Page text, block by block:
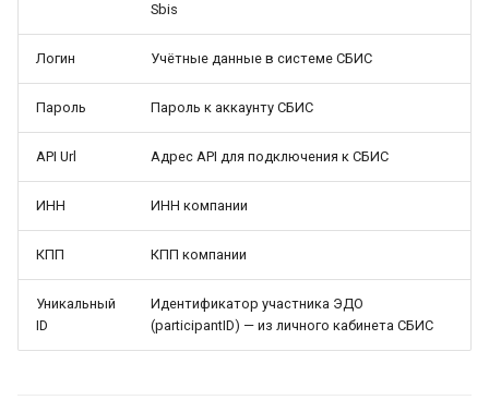
Sbis
Логин Учётные данные в системе СБИС
Пароль Пароль к аккаунту СБИС
API Url Адрес API для подключения к СБИС
ИНН ИНН компании
КПП КПП компании
Уникальный
ID
Идентификатор участника ЭДО
(participantID) — из личного кабинета СБИС